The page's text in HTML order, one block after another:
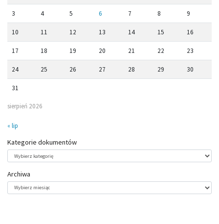
sierpień 2026
3 4 5 6 7 8 9
10 11 12 13 14 15 16
17 18 19 20 21 22 23
24 25 26 27 28 29 30
31
« lip
Kategorie dokumentów
dokumentów
Archiwa
Archiwa